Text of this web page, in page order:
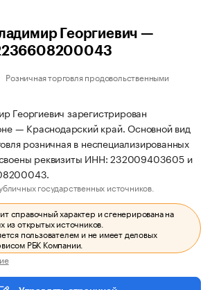
Георгиевич —
Розничная торговля продовольственными
Георгиевич зарегистрирован
— Краснодарский край. Основной вид
розничная в неспециализированных
реквизиты ИНН: 232009403605 и
государственных источников.
справочный характер и сгенерирована на
из открытых источников.
пользователем и не имеет деловых
РБК Компании.